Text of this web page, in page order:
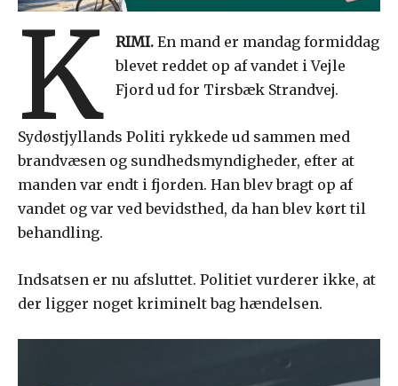
K RIMI. En mand er mandag formiddag
blevet reddet op af vandet i Vejle
Fjord ud for Tirsbæk Strandvej.
Sydøstjyllands Politi rykkede ud sammen med
brandvæsen og sundhedsmyndigheder, efter at
manden var endt i fjorden. Han blev bragt op af
vandet og var ved bevidsthed, da han blev kørt til
behandling.
Indsatsen er nu afsluttet. Politiet vurderer ikke, at
der ligger noget kriminelt bag hændelsen.